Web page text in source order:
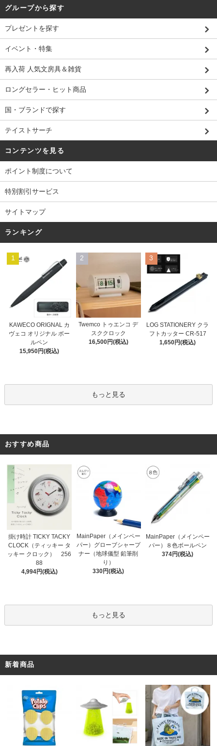
グループから探す
プレゼントを探す
イベント・特集
再入荷 人気文房具＆雑貨
ロングセラー・ヒット商品
国・ブランドで探す
テイストサーチ
コンテンツを見る
ポイント制度について
特別割引サービス
サイトマップ
ランキング
1
KAWECO ORIGNAL カ
ヴェコ オリジナル ボー
ルペン
15,950円(税込)
2
Twemco トゥエンコ デ
スククロック
16,500円(税込)
3
LOG STATIONERY クラ
フトカッター CR-517
1,650円(税込)
もっと見る
おすすめ商品
掛け時計 TICKY TACKY
CLOCK（ティッキー タ
ッキー クロック） 256
88
4,994円(税込)
MainPaper（メインペー
パー）グローブシャープ
ナー（地球儀型 鉛筆削
り）
330円(税込)
MainPaper（メインペー
パー）８色ボールペン
374円(税込)
もっと見る
新着商品